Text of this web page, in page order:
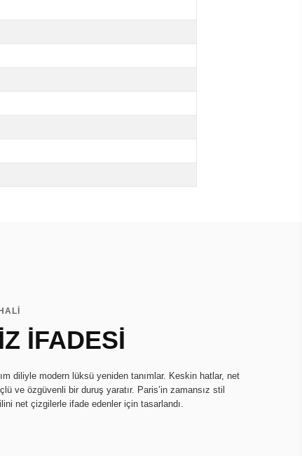
İFADESİ
diliyle modern lüksü yeniden tanımlar. Keskin hatlar, net
ve özgüvenli bir duruş yaratır. Paris’in zamansız stil
net çizgilerle ifade edenler için tasarlandı.